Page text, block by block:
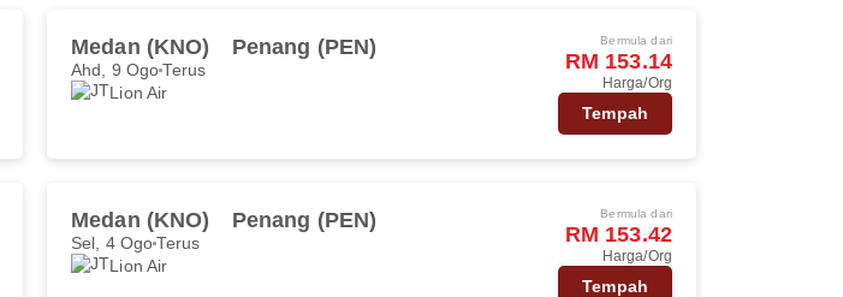
Medan (KNO) Penang (PEN)
Ahd, 9 OgoTerus
Lion Air
Bermula dari
RM 153.14
Harga/Org
Tempah
Medan (KNO) Penang (PEN)
Sel, 4 OgoTerus
Lion Air
Bermula dari
RM 153.42
Harga/Org
Tempah